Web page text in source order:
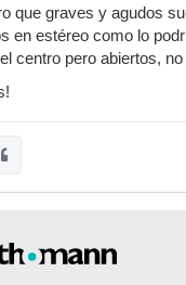
que graves y agudos
en estéreo como lo
centro pero abiertos,